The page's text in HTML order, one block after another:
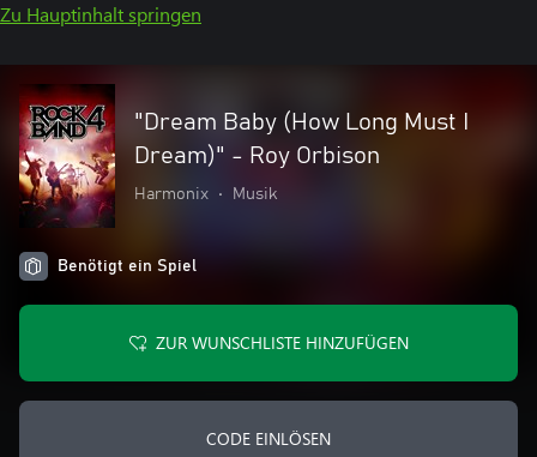
Zu Hauptinhalt springen
"Dream Baby (How Long Must I
Dream)" - Roy Orbison
Harmonix • Musik
Benötigt ein Spiel
ZUR WUNSCHLISTE HINZUFÜGEN
CODE EINLÖSEN